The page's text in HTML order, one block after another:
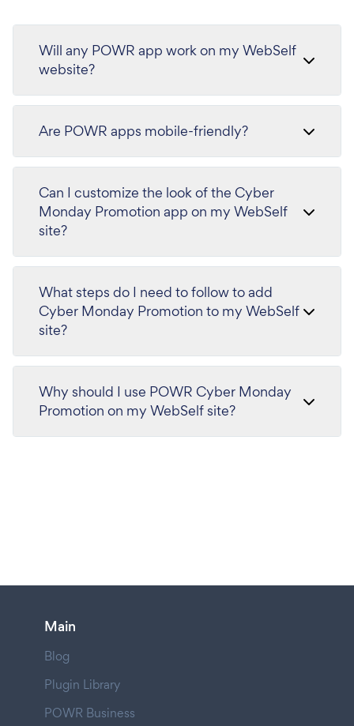
Will any POWR app work on my WebSelf
website?
Are POWR apps mobile-friendly?
Can I customize the look of the Cyber
Monday Promotion app on my WebSelf
site?
What steps do I need to follow to add
Cyber Monday Promotion to my WebSelf
site?
Why should I use POWR Cyber Monday
Promotion on my WebSelf site?
Main
Blog
Plugin Library
POWR Business